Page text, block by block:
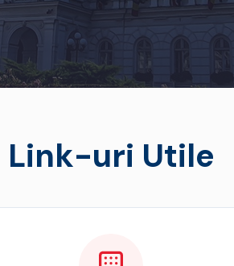
Link-uri Utile